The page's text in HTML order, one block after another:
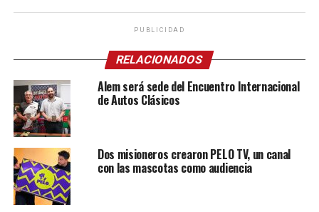
PUBLICIDAD
RELACIONADOS
Alem será sede del Encuentro Internacional
de Autos Clásicos
Dos misioneros crearon PELO TV, un canal
con las mascotas como audiencia